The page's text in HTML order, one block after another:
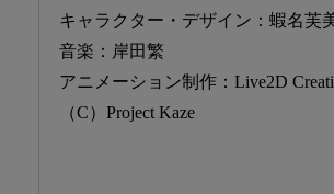
キャラクター・デザイン：蝦名芙
音楽：岸田繁
アニメーション制作：Live2D
（C）Project Kaze